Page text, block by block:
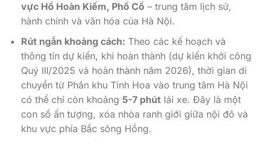
vực Hồ Hoàn Kiếm, Phố Cổ – trung tâm lịch sử,
hành chính và văn hóa của Hà Nội.
Rút ngắn khoảng cách: Theo các kế hoạch và
thông tin dự kiến, khi hoàn thành (dự kiến khởi công
Quý III/2025 và hoàn thành năm 2026), thời gian di
chuyển từ Phân khu Tinh Hoa vào trung tâm Hà Nội
có thể chỉ còn khoảng 5-7 phútlái xe. Đây là một
con số ấn tượng, xóa nhòa ranh giới giữa nội đô và
khu vực phía Bắc sông Hồng.